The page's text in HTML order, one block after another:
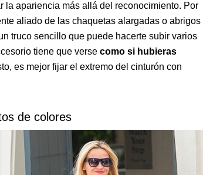
la apariencia más allá del reconocimiento. Por
aliado de las chaquetas alargadas o abrigos
truco sencillo que puede hacerte subir varios
tiene que verse como si hubieras
es mejor fijar el extremo del cinturón con
de colores